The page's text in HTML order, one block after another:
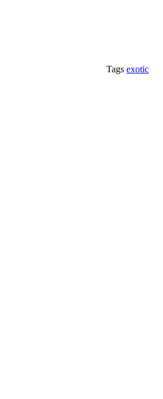
Tags exotic